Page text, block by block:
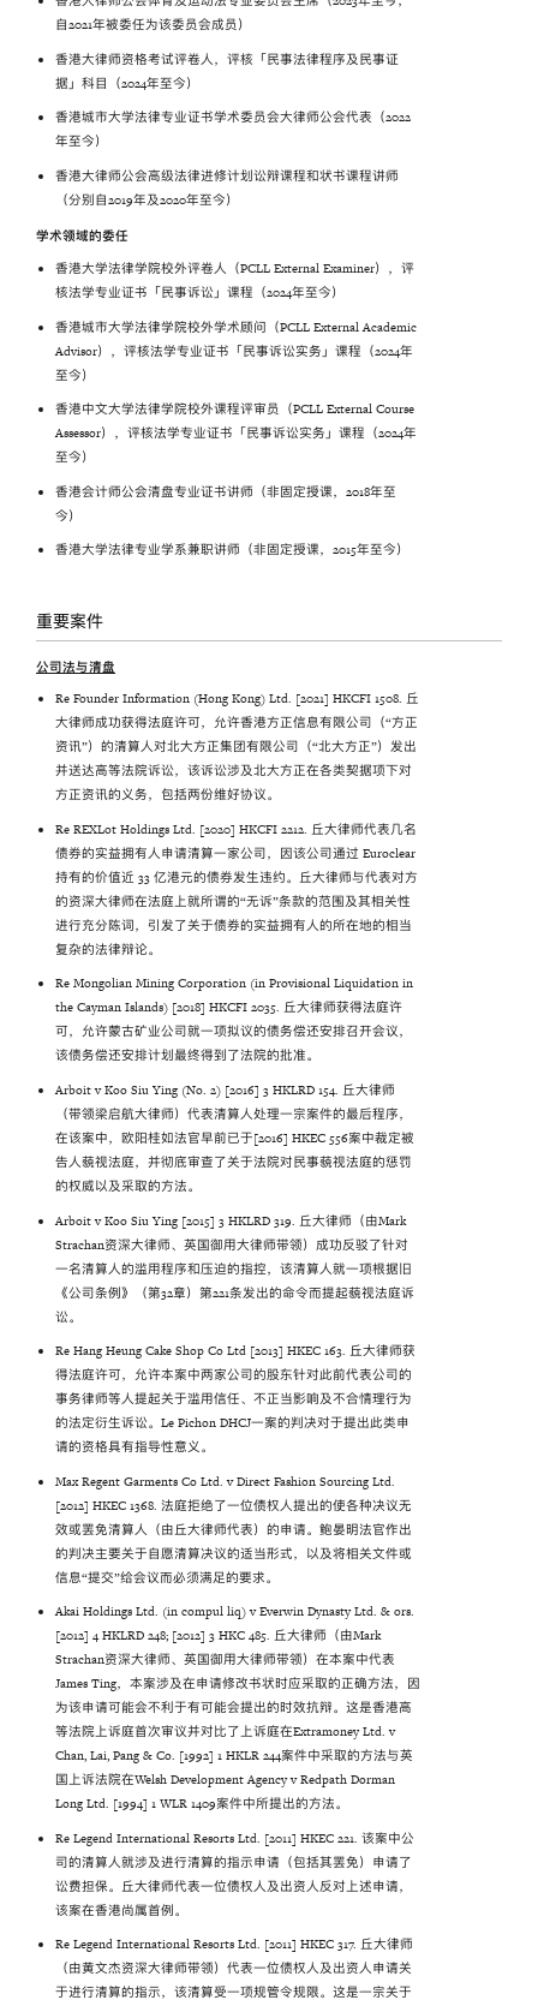
自2021年被委任为该委员会成员）
香港大律师资格考试评卷人，评核「民事法律程序及民事证
据」科目（2024年至今）
香港城市大学法律专业证书学术委员会大律师公会代表（2022
年至今）
香港大律师公会高级法律进修计划讼辩课程和状书课程讲师
（分别自2019年及2020年至今）
学术领域的委任
香港大学法律学院校外评卷人（PCLL External Examiner），评
核法学专业证书「民事诉讼」课程（2024年至今）
香港城市大学法律学院校外学术顾问（PCLL External Academic
Advisor），评核法学专业证书「民事诉讼实务」课程（2024年
至今）
香港中文大学法律学院校外课程评审员（PCLL External Course
Assessor），评核法学专业证书「民事诉讼实务」课程（2024年
至今）
香港会计师公会清盘专业证书讲师 （非固定授课，2018年至
今）
香港大学法律专业学系兼职讲师 （非固定授课， 2015年至今）
重要案件
公司法与清盘
Re Founder Information (Hong Kong) Ltd. [2021] HKCFI 1508. 丘
大律师成功获得法庭许可，允许香港方正信息有限公司（“方正
资讯”）的清算人对北大方正集团有限公司（“北大方正”）发出
并送达高等法院诉讼，该诉讼涉及北大方正在各类契据项下对
方正资讯的义务，包括两份维好协议。
Re REXLot Holdings Ltd. [2020] HKCFI 2212. 丘大律师代表几名
债券的实益拥有人申请清算一家公司，因该公司通过 Euroclear
持有的价值近 33 亿港元的债券发生违约。丘大律师与代表对方
的资深大律师在法庭上就所谓的“无诉”条款的范围及其相关性
进行充分陈词，引发了关于债券的实益拥有人的所在地的相当
复杂的法律辩论。
Re Mongolian Mining Corporation (in Provisional Liquidation in
the Cayman Islands) [2018] HKCFI 2035. 丘大律师获得法庭许
可，允许蒙古矿业公司就一项拟议的债务偿还安排召开会议，
该债务偿还安排计划最终得到了法院的批准。
Arboit v Koo Siu Ying (No. 2) [2016] 3 HKLRD 154. 丘大律师
（带领梁启航大律师）代表清算人处理一宗案件的最后程序，
在该案中，欧阳桂如法官早前已于[2016] HKEC 556案中裁定被
告人藐视法庭，并彻底审查了关于法院对民事藐视法庭的惩罚
的权威以及采取的方法。
Arboit v Koo Siu Ying [2015] 3 HKLRD 319. 丘大律师（由Mark
Strachan资深大律师、英国御用大律师带领）成功反驳了针对
一名清算人的滥用程序和压迫的指控，该清算人就一项根据旧
《公司条例》（第32章）第221条发出的命令而提起藐视法庭诉
讼。
Re Hang Heung Cake Shop Co Ltd [2013] HKEC 163. 丘大律师获
得法庭许可，允许本案中两家公司的股东针对此前代表公司的
事务律师等人提起关于滥用信任、不正当影响及不合情理行为
的法定衍生诉讼。Le Pichon DHCJ一案的判决对于提出此类申
请的资格具有指导性意义。
Max Regent Garments Co Ltd. v Direct Fashion Sourcing Ltd.
[2012] HKEC 1368. 法庭拒绝了一位债权人提出的使各种决议无
效或罢免清算人（由丘大律师代表）的申请。鲍晏明法官作出
的判决主要关于自愿清算决议的适当形式，以及将相关文件或
信息“提交”给会议而必须满足的要求。
Akai Holdings Ltd. (in compul liq) v Everwin Dynasty Ltd. & ors.
[2012] 4 HKLRD 248; [2012] 3 HKC 485. 丘大律师（由Mark
Strachan资深大律师、英国御用大律师带领）在本案中代表
James Ting，本案涉及在申请修改书状时应采取的正确方法，因
为该申请可能会不利于有可能会提出的时效抗辩。这是香港高
等法院上诉庭首次审议并对比了上诉庭在Extramoney Ltd. v
Chan, Lai, Pang & Co. [1992] 1 HKLR 244案件中采取的方法与英
国上诉法院在Welsh Development Agency v Redpath Dorman
Long Ltd. [1994] 1 WLR 1409案件中所提出的方法。
Re Legend International Resorts Ltd. [2011] HKEC 221. 该案中公
司的清算人就涉及进行清算的指示申请（包括其罢免）申请了
讼费担保。丘大律师代表一位债权人及出资人反对上述申请，
该案在香港尚属首例。
Re Legend International Resorts Ltd. [2011] HKEC 317. 丘大律师
（由黄文杰资深大律师带领）代表一位债权人及出资人申请关
于进行清算的指示，该清算受一项规管令规限。这是一宗关于